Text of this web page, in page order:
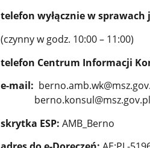
telefon wyłącznie w
(czynny w godz. 10:00 – 11:00)
telefon Centrum Informacji
e-mail:
berno.konsul@msz.gov.pl
skrytka ESP: AMB_Berno